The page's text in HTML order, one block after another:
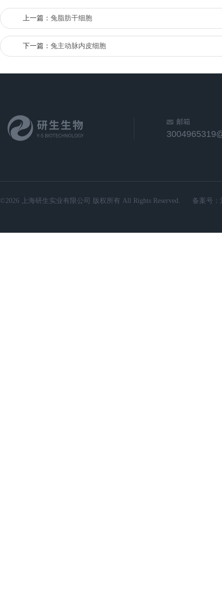
上一篇： 兔脂肪干细胞
下一篇： 兔主动脉内皮细胞
邮箱
©2026 上海研生实业有限公司 版权所有 All Rights Reserved. 备案号：